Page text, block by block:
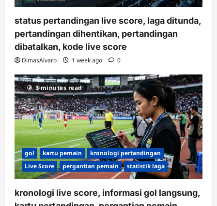
status pertandingan live score, laga ditunda,
pertandingan dihentikan, pertandingan
dibatalkan, kode live score
DimasAlvaro 1 week ago 0
3 minutes read
gol kartu pemain
kronologi pertandingan
Live Score
pergantian pemain statistik laga
kronologi live score, informasi gol langsung,